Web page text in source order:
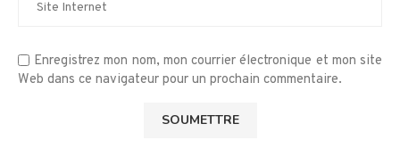
Enregistrez mon nom, mon courrier électronique et mon site
Web dans ce navigateur pour un prochain commentaire.